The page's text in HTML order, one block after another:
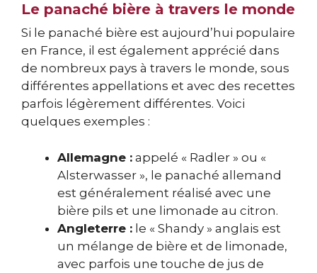
Le panaché bière à travers le monde
Si le panaché bière est aujourd’hui populaire
en France, il est également apprécié dans
de nombreux pays à travers le monde, sous
différentes appellations et avec des recettes
parfois légèrement différentes. Voici
quelques exemples :
Allemagne : appelé « Radler » ou «
Alsterwasser », le panaché allemand
est généralement réalisé avec une
bière pils et une limonade au citron.
Angleterre : le « Shandy » anglais est
un mélange de bière et de limonade,
avec parfois une touche de jus de